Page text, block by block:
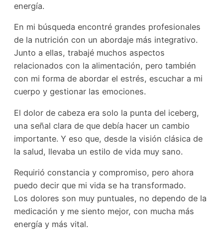
energía.
En mi búsqueda encontré grandes profesionales
de la nutrición con un abordaje más integrativo.
Junto a ellas, trabajé muchos aspectos
relacionados con la alimentación, pero también
con mi forma de abordar el estrés, escuchar a mi
cuerpo y gestionar las emociones.
El dolor de cabeza era solo la punta del iceberg,
una señal clara de que debía hacer un cambio
importante. Y eso que, desde la visión clásica de
la salud, llevaba un estilo de vida muy sano.
Requirió constancia y compromiso, pero ahora
puedo decir que mi vida se ha transformado.
Los dolores son muy puntuales, no dependo de la
medicación y me siento mejor, con mucha más
energía y más vital.